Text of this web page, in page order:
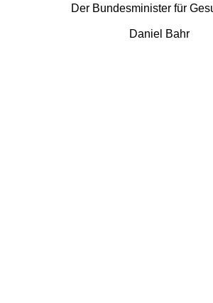
Der Bundesminister für
Daniel Bahr